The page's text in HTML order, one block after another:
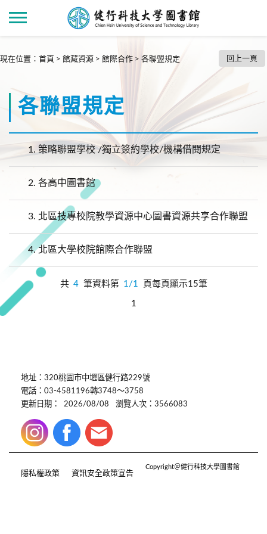
現在位置 ： 首頁 > 館藏資源 > 館際合作 > 各聯盟規定 回上一頁
各聯盟規定
1. 策略聯盟學校 /獨立簽約學校/機構借閱規定
2. 各高中圖書館
3. 北區技專校院教學資源中心圖書資源共享合作聯盟
4.北區大學校院館際合作聯盟
共 4 筆資料第 1/1 頁每頁顯示15筆
1
地址：320桃園市中壢區健行路229號
電話：03-4581196轉3748～3758
更新日期：
2026/08/08 瀏覽人次：3566083
隱私權政策 資訊安全政策宣告
Copyright＠健行科技大學圖書館